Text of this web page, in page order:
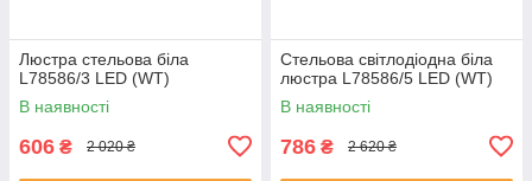
Люстра стельова біла
L78586/3 LED (WT)
В наявності
606 ₴ 2 020 ₴
Стельова світлодіодна біла
люстра L78586/5 LED (WT)
В наявності
786 ₴ 2 620 ₴